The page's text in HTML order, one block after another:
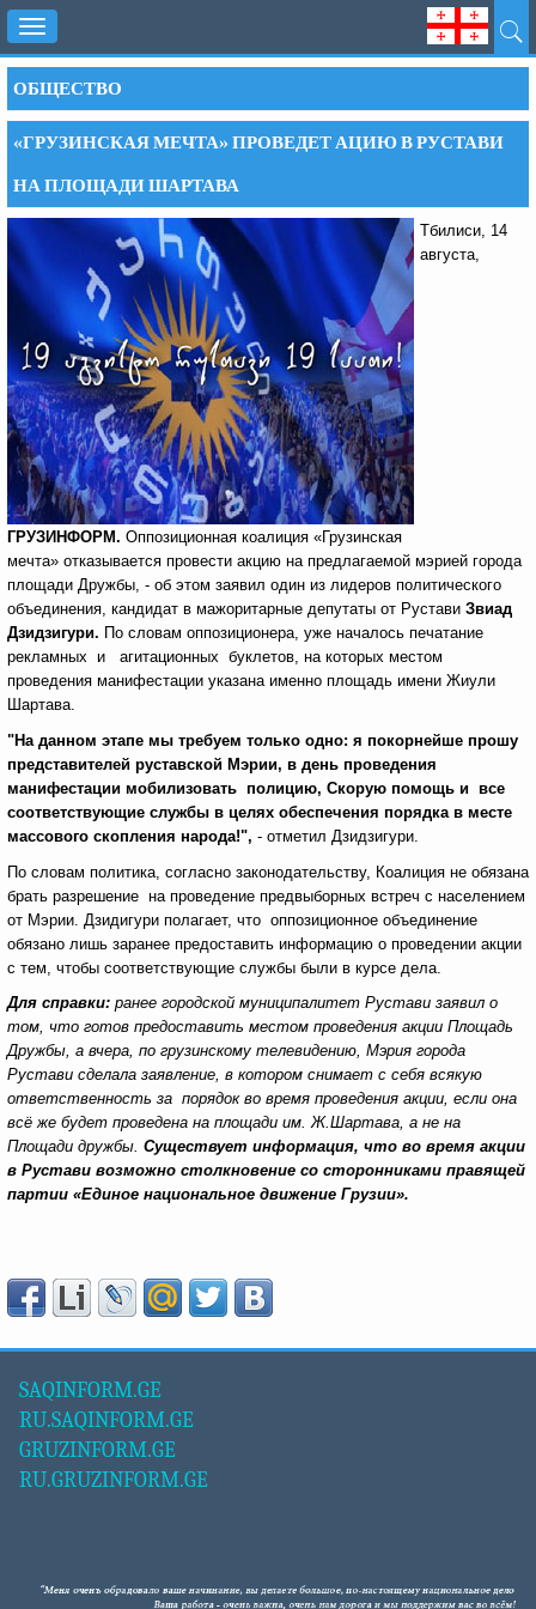
Toggle
navigation
ОБЩЕСТВО
«ГРУЗИНСКАЯ МЕЧТА» ПРОВЕДЕТ АЦИЮ В РУСТАВИ
НА ПЛОЩАДИ ШАРТАВА
Тбилиси, 14
августа,
ГРУЗИНФОРМ. Оппозиционная коалиция «Грузинская
мечта» отказывается провести акцию на предлагаемой мэрией города
площади Дружбы, - об этом заявил один из лидеров политического
объединения, кандидат в мажоритарные депутаты от Рустави Звиад
Дзидзигури. По словам оппозиционера, уже началось печатание
рекламных и агитационных буклетов, на которых местом
проведения манифестации указана именно площадь имени Жиули
Шартава.
"На данном этапе мы требуем только одно: я покорнейше прошу
представителей руставской Мэрии, в день проведения
манифестации мобилизовать полицию, Скорую помощь и все
соответствующие службы в целях обеспечения порядка в месте
массового скопления народа!", - отметил Дзидзигури.
По словам политика, согласно законодательству, Коалиция не обязана
брать разрешение на проведение предвыборных встреч с населением
от Мэрии. Дзидигури полагает, что оппозиционное объединение
обязано лишь заранее предоставить информацию о проведении акции
с тем, чтобы соответствующие службы были в курсе дела.
Для справки: ранее городской муниципалитет Рустави заявил о
том, что готов предоставить местом проведения акции Площадь
Дружбы, а вчера, по грузинскому телевидению, Мэрия города
Рустави сделала заявление, в котором снимает с себя всякую
ответственность за порядок во время проведения акции, если она
всё же будет проведена на площади им. Ж.Шартава, а не на
Площади дружбы. Существует информация, что во время акции
в Рустави возможно столкновение со сторонниками правящей
партии «Единое национальное движение Грузии».
SAQINFORM.GE
RU.SAQINFORM.GE
GRUZINFORM.GE
RU.GRUZINFORM.GE